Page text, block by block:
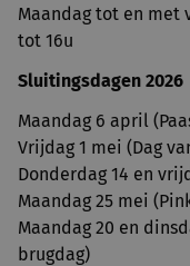
Maandag tot en met
tot 16u
Sluitingsdagen 2026
Maandag 6 april
Vrijdag 1 mei (Dag
Donderdag 14 en
Maandag 25 mei
Maandag 20 en
brugdag)